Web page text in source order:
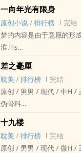
《讨厌最好的你》的副cp
wb：水蜜桃味pp
因为这个世界没有什幺能
“你就是为我而来的，你这
cp：江枫×虞获
一个关于自己把自己养成
只有周六周日更新
wb：水蜜桃味pp
一向年光有限身
原创小说 / 排行榜
完结
梦的内容是由于意愿的形
淮川s
原创小说 - BL - 长篇 - 完结
现代 - 强强 - 年下 - 荤素均
轻佻有趣清醒受×帅气疯批
受有舌钉，纹身是芍药和
攻是警察高干子弟，认准
差之毫厘
耽美 / 排行榜
完结
原创 / 男男 / 现代 / 中H /
伪骨科
闻时在知道自己不是闻家
他哥了。
十九楼
耽美 / 排行榜
完结
原创 / 男男 / 现代 / 微H /